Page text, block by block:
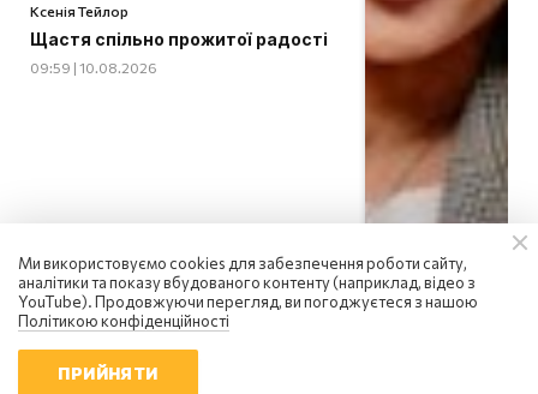
Ксенія Тейлор
Щастя спільно прожитої радості
09:59 | 10.08.2026
Ми використовуємо cookies для забезпечення роботи сайту,
аналітики та показу вбудованого контенту (наприклад, відео з
YouTube). Продовжуючи перегляд, ви погоджуєтеся з нашою
Політикою конфіденційності
ПРИЙНЯТИ